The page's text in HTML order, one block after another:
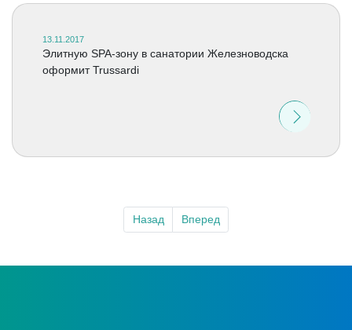
13.11.2017
Элитную SPA-зону в санатории Железноводска
оформит Trussardi
Назад Вперед